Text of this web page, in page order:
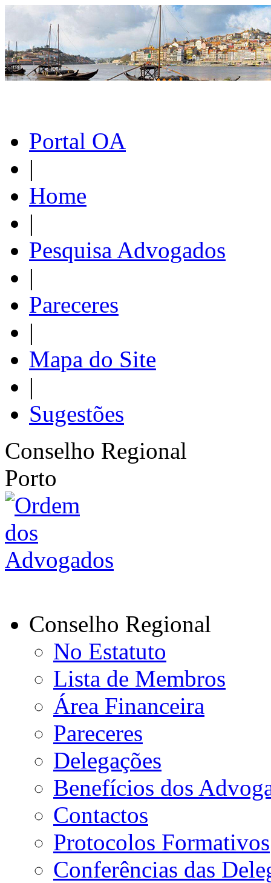
Portal OA
|
Home
|
Pesquisa Advogados
|
Pareceres
|
Mapa do Site
|
Sugestões
Conselho Regional
Porto
Conselho Regional
No Estatuto
Lista de Membros
Área Financeira
Pareceres
Delegações
Benefícios dos
Contactos
Protocolos Formativos
Conferências das